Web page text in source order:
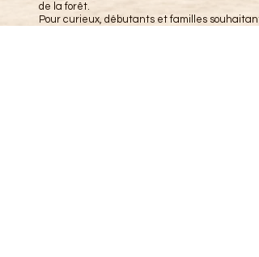
de la forêt.
Pour curieux, débutants et familles souhaitant